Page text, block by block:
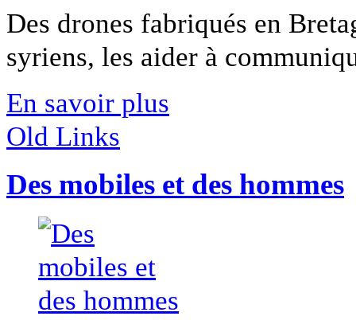
Des drones fabriqués en
syriens, les aider à
En savoir plus
Old Links
Des mobiles et des hommes